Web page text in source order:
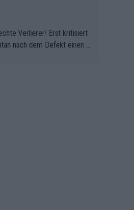
Verlierer! Erst kritisiert
nach dem Defekt einen r